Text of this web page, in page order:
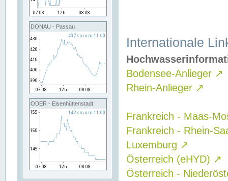
DONAU - Passau
ODER - Eisenhüttenstadt
Internationale
Bodensee-Anlieger ↗
Rhein-Anlieger ↗
Frankreich - Maas-
Frankreich - Rhein-
Luxemburg ↗
Österreich (eHYD) ↗
Österreich -